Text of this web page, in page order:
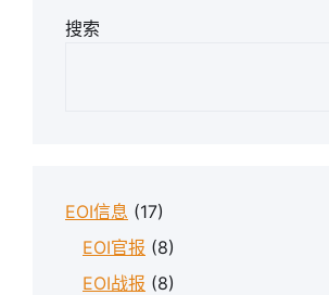
搜索
EOI信息 (17)
EOI官报 (8)
EOI战报 (8)